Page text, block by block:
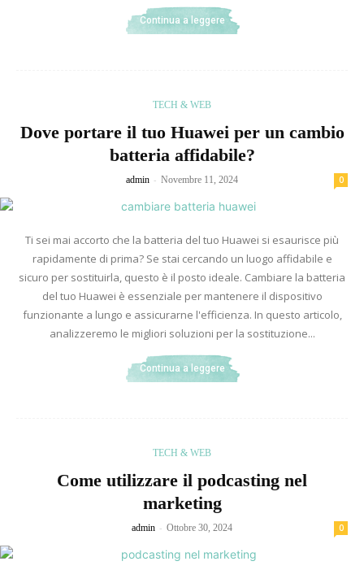
Continua a leggere
TECH & WEB
Dove portare il tuo Huawei per un cambio
batteria affidabile?
admin - Novembre 11, 2024 0
Ti sei mai accorto che la batteria del tuo Huawei si esaurisce più
rapidamente di prima? Se stai cercando un luogo affidabile e
sicuro per sostituirla, questo è il posto ideale. Cambiare la batteria
del tuo Huawei è essenziale per mantenere il dispositivo
funzionante a lungo e assicurarne l'efficienza. In questo articolo,
analizzeremo le migliori soluzioni per la sostituzione...
Continua a leggere
TECH & WEB
Come utilizzare il podcasting nel
marketing
admin - Ottobre 30, 2024 0